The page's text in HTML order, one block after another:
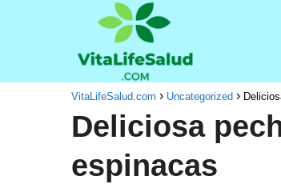
VitaLifeSalud.com Uncategorized
Deliciosa
espinacas